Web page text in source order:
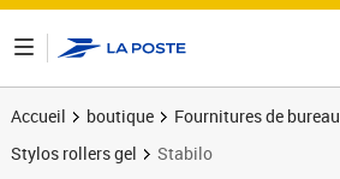
Accueil boutique Fournitures de bureau
Stylos rollers gel
Stabilo